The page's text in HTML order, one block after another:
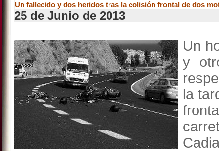
Un fallecido y dos heridos tras la colisión frontal de dos
25 de Junio de 2013
Un
y
la